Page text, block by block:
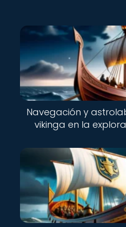
Navegación y
vikinga en la